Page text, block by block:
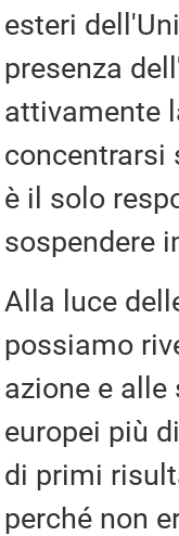
esteri
presenza
attivamente
concentrarsi
è il solo
sospendere
Alla luce
possiamo
azione e
europei più
di primi
perché non